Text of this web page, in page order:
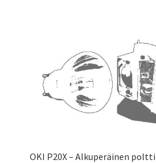
OKI P20X – Alkuperäinen